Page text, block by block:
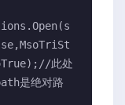
此处
是绝对路